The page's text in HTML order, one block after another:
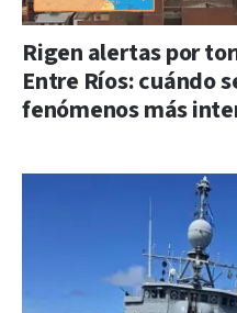
Rigen alertas por
Entre Ríos: cuándo
fenómenos más